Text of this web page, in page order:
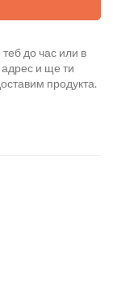
до час или в
и ще ти
продукта.